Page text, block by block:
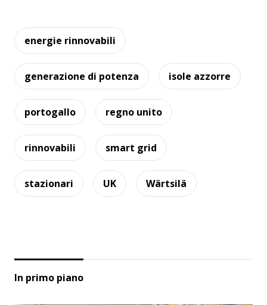
energie rinnovabili
generazione di potenza isole azzorre
portogallo regno unito
rinnovabili smart grid
stazionari UK Wärtsilä
In primo piano